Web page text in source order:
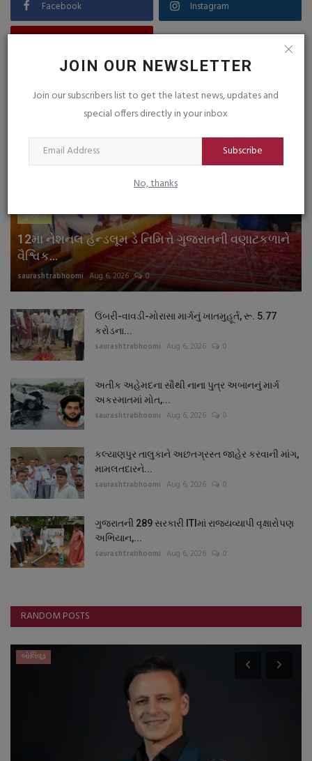
JOIN OUR NEWSLETTER
Join our subscribers list to get the latest news, updates and
special offers directly in your inbox
Subscribe
No, thanks
Facebook Instagram
LIVE TV
ગુજરાત
12મા નેશનલ હેન્ડલૂમ ડે નિમિત્તે ગુજરાતની વણાટકળાને
વૈશ્વિક...
saurashtrabhoomi Aug 6, 2026 0
ઉંબરી-વાવડી-મોરાસા માર્ગનું ખાતમુહૂર્ત, રૂ. 5.77
કરોડના...
saurashtrabhoomi Aug 6, 2026 0
અતીક અહેમદના સૌથી નાના પુત્ર અબાનનું માર્ગ
અકસ્માતમાં મોત,...
saurashtrabhoomi Aug 6, 2026 0
કલ્યાણપુર તાલુકાને અછતગ્રસ્ત જાહેર કરવાની માંગ,
મામલતદારને...
saurashtrabhoomi Aug 6, 2026 0
ગુજરાતની 289 સરકારી ITIમાં રાજ્યવ્યાપી વૃક્ષારોપણ
અભિયાન,...
saurashtrabhoomi Aug 6, 2026 0
RANDOM POSTS
બોલિવૂડ